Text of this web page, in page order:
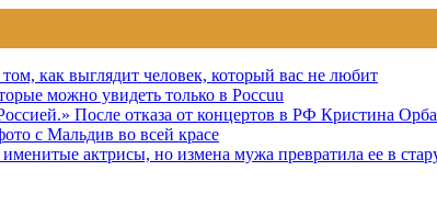
как выглядит человек, который вас не любит
можно увидеть только в Россuu
После отказа от концертов в РФ Кристина
с Мальдив во всей красе
именитые актрисы, но измена мужа превратила ее в